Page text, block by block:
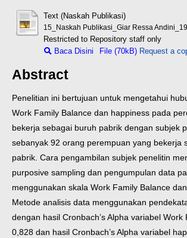
Text (Naskah Publikasi)
15_Naskah Publikasi_Giar Ressa
Restricted to Repository staff only
Baca Disini
File (70kB) Request a
Abstract
Penelitian ini bertujuan untuk mengetahui
Work Family Balance dan happiness pada
bekerja sebagai buruh pabrik dengan subjek
sebanyak 92 orang perempuan yang bekerja
pabrik. Cara pengambilan subjek penelitin
purposive sampling dan pengumpulan data
menggunakan skala Work Family Balance
Metode analisis data menggunakan
dengan hasil Cronbach’s Alpha variabel Work
0,828 dan hasil Cronbach’s Alpha variabel